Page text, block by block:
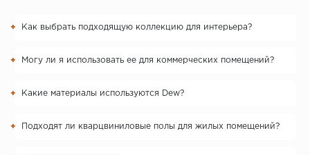
Как выбрать подходящую коллекцию для интерьера?
Могу ли я использовать ее для коммерческих помещений?
Какие материалы используются Dew?
Подходят ли кварцвиниловые полы для жилых помещений?